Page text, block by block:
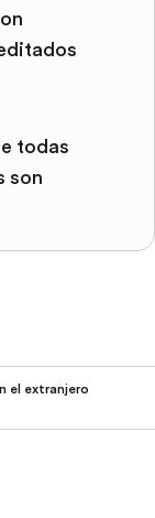
todas
son
el extranjero